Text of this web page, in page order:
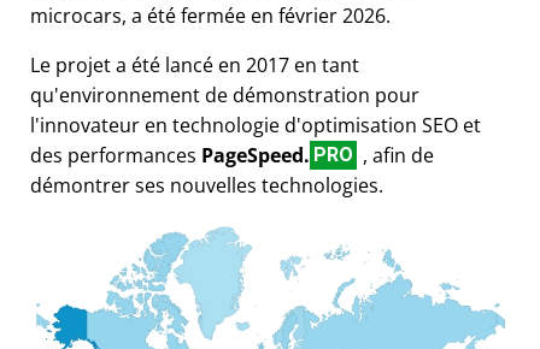
microcars, a été fermée en février 2026.
Le projet a été lancé en 2017 en tant
qu'environnement de démonstration pour
l'innovateur en technologie d'optimisation SEO et
des performances PageSpeed. PRO , afin de
démontrer ses nouvelles technologies.